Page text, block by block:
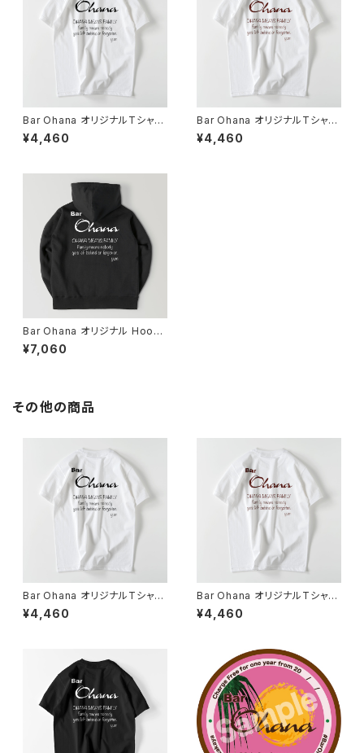
Bar Ohana オリジナルTシャツ
(白に黒文字)
¥4,460
Bar Ohana オリジナルTシャツ
(白に赤茶文字)
¥4,460
Bar Ohana オリジナル Hoodi
e (黒)
¥7,060
その他の商品
Bar Ohana オリジナルTシャツ
(白に黒文字)
¥4,460
Bar Ohana オリジナルTシャツ
(白に赤茶文字)
¥4,460